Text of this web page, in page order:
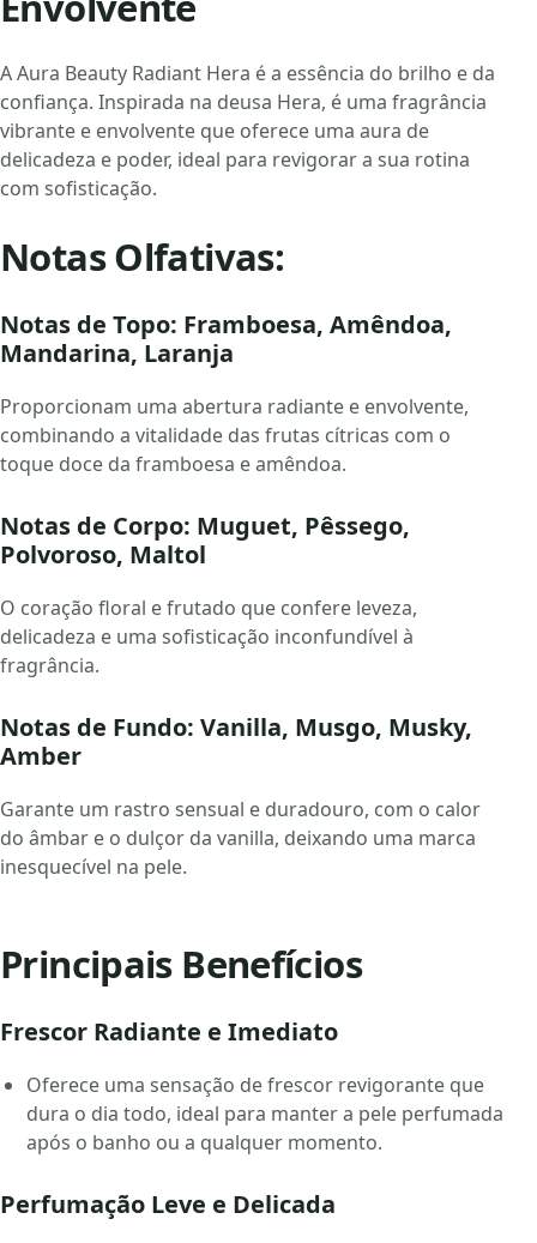
A Aura Beauty Radiant Hera é a essência do brilho e da
confiança. Inspirada na deusa Hera, é uma fragrância
vibrante e envolvente que oferece uma aura de
delicadeza e poder, ideal para revigorar a sua rotina
com sofisticação.
Notas Olfativas:
Notas de Topo: Framboesa, Amêndoa,
Mandarina, Laranja
Proporcionam uma abertura radiante e envolvente,
combinando a vitalidade das frutas cítricas com o
toque doce da framboesa e amêndoa.
Notas de Corpo: Muguet, Pêssego,
Polvoroso, Maltol
O coração floral e frutado que confere leveza,
delicadeza e uma sofisticação inconfundível à
fragrância.
Notas de Fundo: Vanilla, Musgo, Musky,
Amber
Garante um rastro sensual e duradouro, com o calor
do âmbar e o dulçor da vanilla, deixando uma marca
inesquecível na pele.
Principais Benefícios
Frescor Radiante e Imediato
Oferece uma sensação de frescor revigorante que
dura o dia todo, ideal para manter a pele perfumada
após o banho ou a qualquer momento.
Perfumação Leve e Delicada